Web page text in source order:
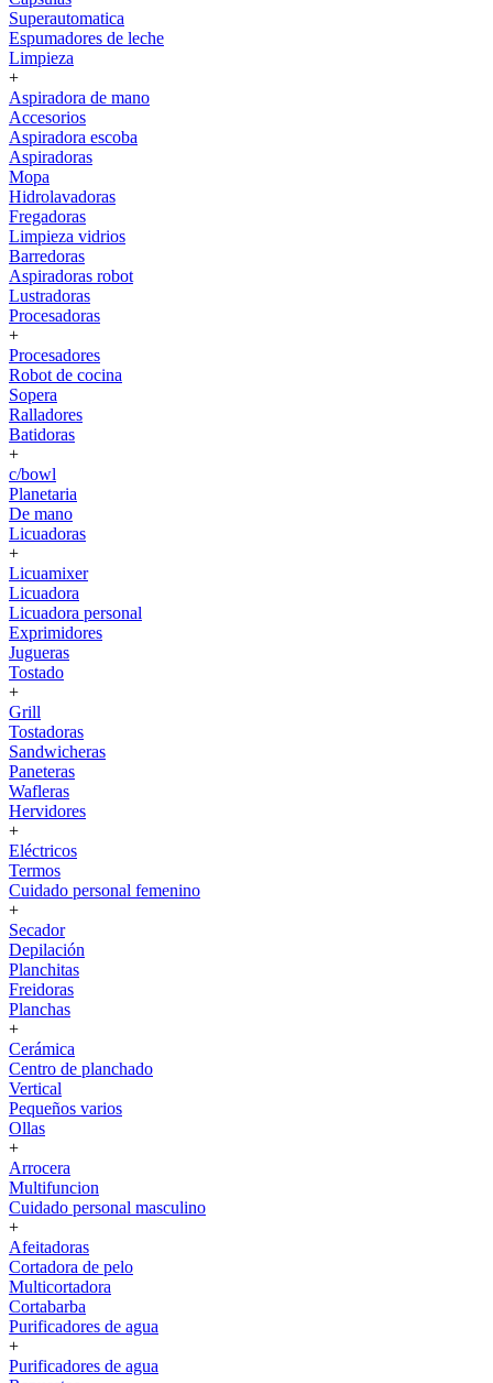
Superautomatica
Espumadores de leche
Limpieza
+
Aspiradora de mano
Accesorios
Aspiradora escoba
Aspiradoras
Mopa
Hidrolavadoras
Fregadoras
Limpieza vidrios
Barredoras
Aspiradoras robot
Lustradoras
Procesadoras
+
Procesadores
Robot de cocina
Sopera
Ralladores
Batidoras
+
c/bowl
Planetaria
De mano
Licuadoras
+
Licuamixer
Licuadora
Licuadora personal
Exprimidores
Jugueras
Tostado
+
Grill
Tostadoras
Sandwicheras
Paneteras
Wafleras
Hervidores
+
Eléctricos
Termos
Cuidado personal femenino
+
Secador
Depilación
Planchitas
Freidoras
Planchas
+
Cerámica
Centro de planchado
Vertical
Pequeños varios
Ollas
+
Arrocera
Multifuncion
Cuidado personal masculino
+
Afeitadoras
Cortadora de pelo
Multicortadora
Cortabarba
Purificadores de agua
+
Purificadores de agua